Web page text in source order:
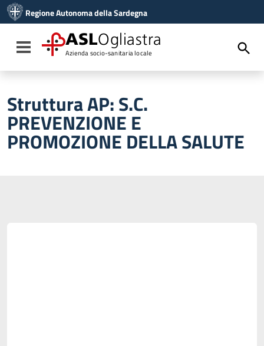
Vai al menu di navigazione
Vai al footer
Regione Autonoma della Sardegna
Toggle navigation
ASLOgliastra
Azienda socio-sanitaria locale
Struttura AP:S.C.
PREVENZIONE E
PROMOZIONE DELLA SALUTE